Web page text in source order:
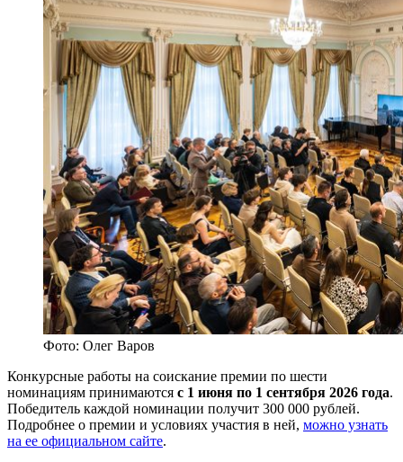
Фото: Олег Варов
Конкурсные работы на соискание премии по шести
номинациям принимаются с 1 июня по 1 сентября 2026 года.
Победитель каждой номинации получит 300 000 рублей.
Подробнее о премии и условиях участия в ней, можно узнать
на ее официальном сайте.